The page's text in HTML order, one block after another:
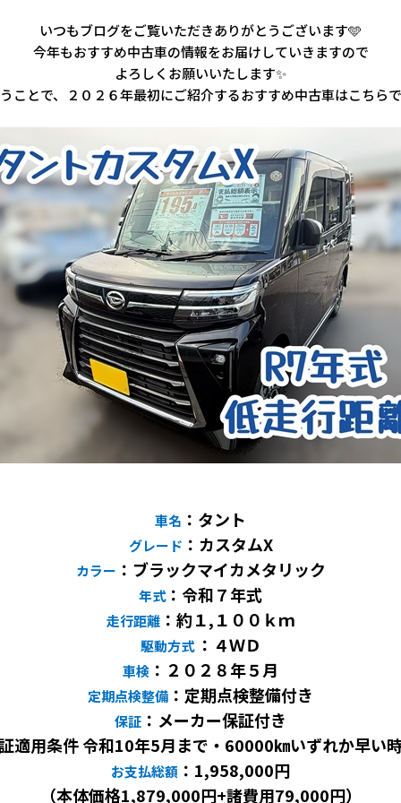
いつもブログをご覧いただきありがとうございます🩵
今年もおすすめ中古車の情報をお届けしていきますので
よろしくお願いいたします✨
ことで、２０２６年最初にご紹介するおすすめ中古車はこちら
車名 ：タント
グレード ：カスタムX
カラー ：ブラックマイカメタリック
年式：令和７年式
走行距離 ：約１,１００ｋｍ
駆動方式 ：４ＷＤ
車検 ：２０２８年５月
定期点検整備 ：定期点検整備付き
保証 ：メーカー保証付き
適用条件 令和10年5月まで・60000㎞いずれか早い
お支払総額 ：1,958,000円
（本体価格1,879,000円+諸費用79,000円）